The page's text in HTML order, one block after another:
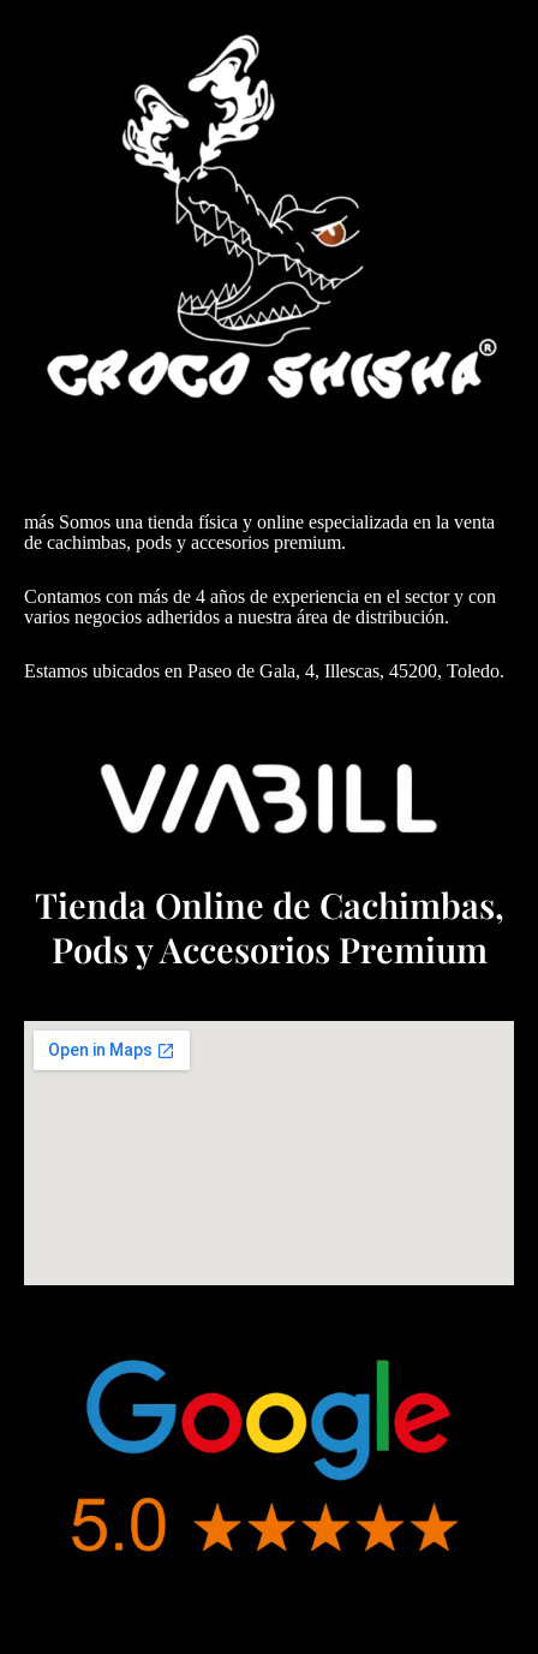
más Somos una tienda física y online especializada en la venta
de cachimbas, pods y accesorios premium.
Contamos con más de 4 años de experiencia en el sector y con
varios negocios adheridos a nuestra área de distribución.
Estamos ubicados en Paseo de Gala, 4, Illescas, 45200, Toledo.
Tienda Online de Cachimbas,
Pods y Accesorios Premium